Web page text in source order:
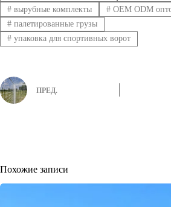
#вырубные комплекты #OEM ODM
#палетированные грузы
#упаковка для спортивных ворот
ПРЕД.
Похожие записи